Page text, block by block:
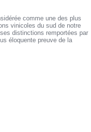
comme une des plus
vinicoles du sud de notre
distinctions remportées par
éloquente preuve de la